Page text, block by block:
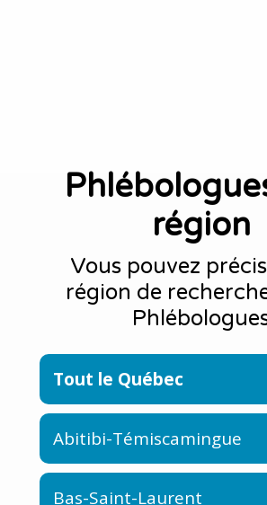
région
Vous pouvez
région de
Tout le Québec
Abitibi-Témiscamingue
Bas-Saint-Laurent